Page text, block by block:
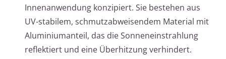
Innenanwendung konzipiert. Sie bestehen aus
UV-stabilem, schmutzabweisendem Material mit
Aluminiumanteil, das die Sonneneinstrahlung
reflektiert und eine Überhitzung verhindert.